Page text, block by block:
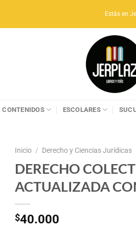
Estás en
CONTENIDOS ESCOLARES
Inicio / Derecho y Ciencias Jurídicas
DERECHO
ACTUALIZADA
$40.000